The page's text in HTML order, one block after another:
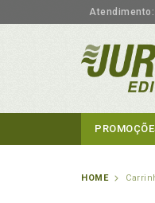
Atendimento:
HOME